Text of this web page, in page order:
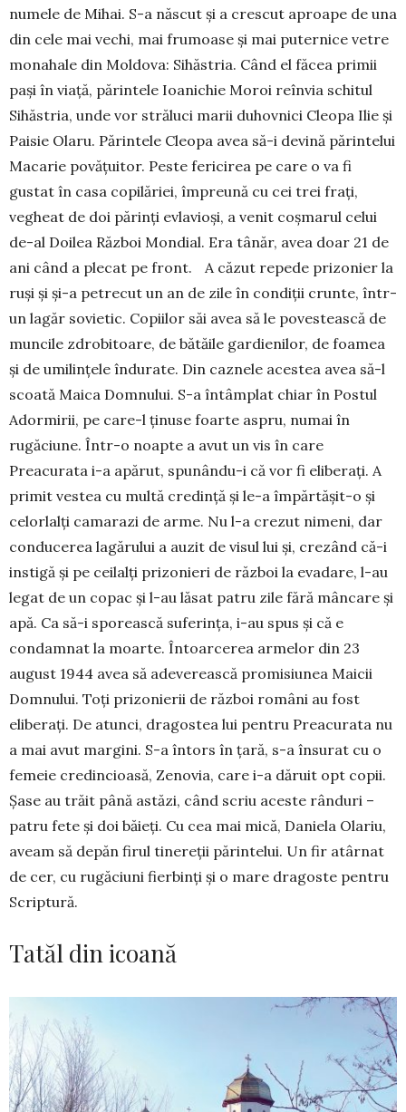
numele de Mihai. S-a născut și a crescut aproape de una
din cele mai vechi, mai frumoase și mai puternice vetre
monahale din Mol­dova: Sihăstria. Când el făcea primii
pași în viață, părintele Ioanichie Moroi reîn­via schitul
Sihăstria, unde vor străluci marii duhovnici Cleopa Ilie și
Paisie Olaru. Părintele Cleopa avea să-i devină părintelui
Macarie povă­țuitor. Peste fericirea pe care o va fi
gustat în casa copilăriei, împre­ună cu cei trei frați,
vegheat de doi părinți evlavioși, a venit coș­marul celui
de-al Doilea Război Mon­dial. Era tânăr, avea doar 21 de
ani când a plecat pe front. A căzut repede prizonier la
ruși și și-a petrecut un an de zile în condiții crunte, într-
un lagăr sovietic. Co­piilor săi avea să le poves­tească de
muncile zdrobitoare, de bătăile gardienilor, de foamea
și de umi­lințele îndurate. Din caznele aces­tea avea să-l
scoată Maica Dom­nului. S-a întâmplat chiar în Postul
Adormirii, pe care-l ținuse foarte aspru, numai în
rugăciune. Într-o noapte a avut un vis în care
Preacurata i-a apărut, spunându-i că vor fi eliberați. A
primit vestea cu multă credință și le-a împăr­tășit-o și
celorlalți camarazi de ar­me. Nu l-a crezut nimeni, dar
con­ducerea lagă­rului a auzit de visul lui și, crezând că-i
instigă și pe ceilalți prizonieri de război la evadare, l-au
legat de un copac și l-au lăsat patru zile fără mâncare și
apă. Ca să-i sporească suferința, i-au spus și că e
condamnat la moarte. Întoarcerea armelor din 23
august 1944 avea să adeverească promisiunea Maicii
Domnului. Toți prizonierii de război români au fost
eliberați. De atunci, dragostea lui pentru Preacurata nu
a mai avut margini. S-a întors în țară, s-a însurat cu o
femeie credincioasă, Zenovia, care i-a dăruit opt copii.
Șase au trăit până astăzi, când scriu aceste rânduri –
patru fete și doi băieți. Cu cea mai mică, Daniela Olariu,
aveam să depăn firul tinereții părintelui. Un fir atârnat
de cer, cu rugă­ciuni fierbinți și o mare dragoste pentru
Scriptură.
Tatăl din icoană